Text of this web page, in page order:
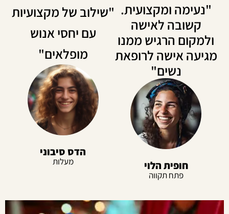
"נעימה ומקצועית.
קשובה לאישה
הרגיש ממנו
אישה לרופאת
נשים"
חופית הלוי
פתח תקווה
"שילוב של מקצועיות
עם יחסי אנוש
מופלאים"
הדס סיבוני
מעלות